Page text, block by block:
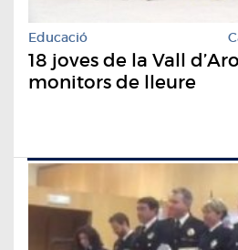
Educació
18 joves de la Vall
monitors de lleure